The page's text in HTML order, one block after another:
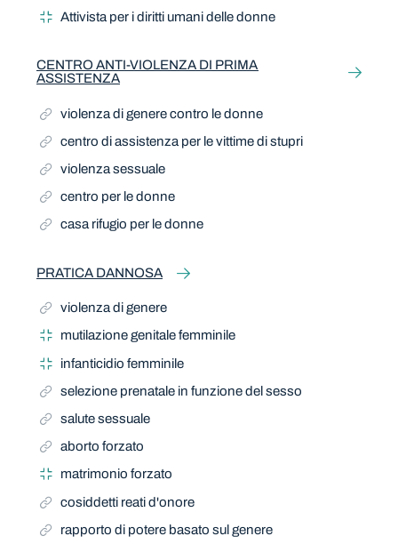
Attivista per i diritti umani delle donne
CENTRO ANTI-VIOLENZA DI PRIMA
ASSISTENZA
violenza di genere contro le donne
centro di assistenza per le vittime di stupri
violenza sessuale
centro per le donne
casa rifugio per le donne
PRATICA DANNOSA
violenza di genere
mutilazione genitale femminile
infanticidio femminile
selezione prenatale in funzione del sesso
salute sessuale
aborto forzato
matrimonio forzato
cosiddetti reati d'onore
rapporto di potere basato sul genere